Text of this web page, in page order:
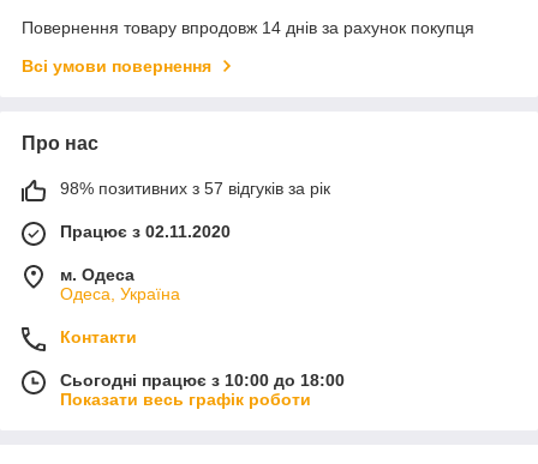
Повернення товару впродовж 14 днів за рахунок покупця
Всі умови повернення
Про нас
98% позитивних з 57 відгуків за рік
Працює з 02.11.2020
м. Одеса
Одеса, Україна
Контакти
Сьогодні працює з 10:00 до 18:00
Показати весь графік роботи